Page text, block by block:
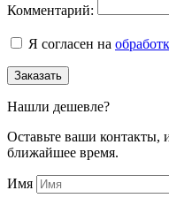
Комментарий:
Я согласен на
Заказать
Нашли дешевле?
Оставьте ваши контакты,
ближайшее время.
Имя